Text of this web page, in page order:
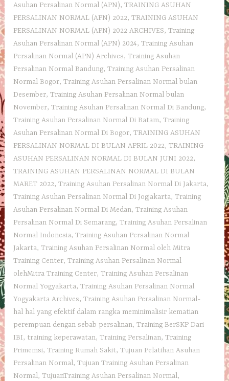
Asuhan Persalinan Normal (APN),TRAINING ASUHAN
PERSALINAN NORMAL (APN) 2022,TRAINING ASUHAN
PERSALINAN NORMAL (APN) 2022 ARCHIVES,Training
Asuhan Persalinan Normal (APN) 2024,Training Asuhan
Persalinan Normal (APN) Archives,Training Asuhan
Persalinan Normal Bandung,Training Asuhan Persalinan
Normal Bogor,Training Asuhan Persalinan Normal bulan
Desember,Training Asuhan Persalinan Normal bulan
November,Training Asuhan Persalinan Normal Di Bandung,
Training Asuhan Persalinan Normal Di Batam,Training
Asuhan Persalinan Normal Di Bogor,TRAINING ASUHAN
PERSALINAN NORMAL DI BULAN APRIL 2022,TRAINING
ASUHAN PERSALINAN NORMAL DI BULAN JUNI 2022,
TRAINING ASUHAN PERSALINAN NORMAL DI BULAN
MARET 2022,Training Asuhan Persalinan Normal Di Jakarta,
Training Asuhan Persalinan Normal Di Jogjakarta,Training
Asuhan Persalinan Normal Di Medan,Training Asuhan
Persalinan Normal Di Semarang,Training Asuhan Persalinan
Normal Indonesia,Training Asuhan Persalinan Normal
Jakarta,Training Asuhan Persalinan Normal oleh Mitra
Training Center,Training Asuhan Persalinan Normal
olehMitra Training Center,Training Asuhan Persalinan
Normal Yogyakarta,Training Asuhan Persalinan Normal
Yogyakarta Archives,Training Asuhan Persalinan Normal-
hal hal yang efektif dalam rangka meminimalisir kematian
perempuan dengan sebab persalinan,Training BerSKP Dari
IBI, training keperawatan,Training Persalinan,Training
Primemsi,Training Rumah Sakit,Tujuan Pelatihan Asuhan
Persalinan Normal,Tujuan Training Asuhan Persalinan
Normal,TujuanTraining Asuhan Persalinan Normal,